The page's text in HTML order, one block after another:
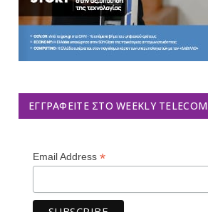
ΕΓΓΡΑΦΕΊΤΕ ΣΤΟ WEEKLY TELECOM
Email Address *